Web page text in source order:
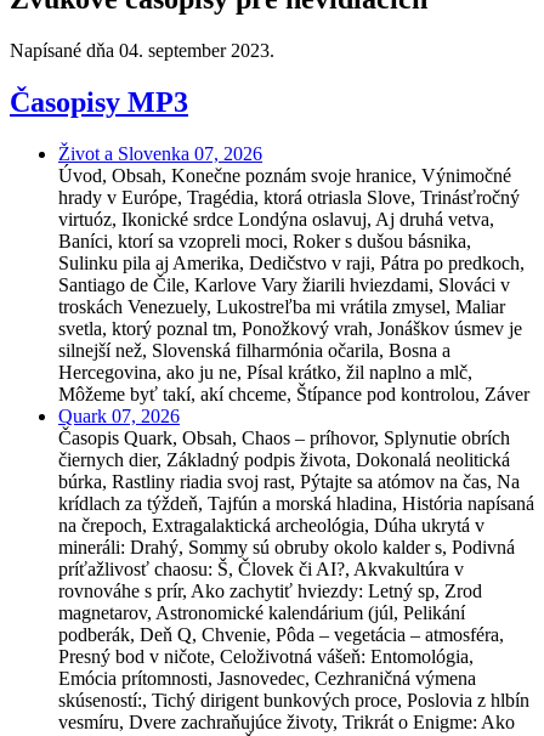
Napísané dňa 04. september 2023.
Časopisy MP3
Život a Slovenka 07, 2026
Úvod, Obsah, Konečne poznám svoje hranice, Výnimočné
hrady v Európe, Tragédia, ktorá otriasla Slove, Trinásťročný
virtuóz, Ikonické srdce Londýna oslavuj, Aj druhá vetva,
Baníci, ktorí sa vzopreli moci, Roker s dušou básnika,
Sulinku pila aj Amerika, Dedičstvo v raji, Pátra po predkoch,
Santiago de Čile, Karlove Vary žiarili hviezdami, Slováci v
troskách Venezuely, Lukostreľba mi vrátila zmysel, Maliar
svetla, ktorý poznal tm, Ponožkový vrah, Jonáškov úsmev je
silnejší než, Slovenská filharmónia očarila, Bosna a
Hercegovina, ako ju ne, Písal krátko, žil naplno a mlč,
Môžeme byť takí, akí chceme, Štípance pod kontrolou, Záver
Quark 07, 2026
Časopis Quark, Obsah, Chaos – príhovor, Splynutie obrích
čiernych dier, Základný podpis života, Dokonalá neolitická
búrka, Rastliny riadia svoj rast, Pýtajte sa atómov na čas, Na
krídlach za týždeň, Tajfún a morská hladina, História napísaná
na črepoch, Extragalaktická archeológia, Dúha ukrytá v
mineráli: Drahý, Sommy sú obruby okolo kalder s, Podivná
príťažlivosť chaosu: Š, Človek či AI?, Akvakultúra v
rovnováhe s prír, Ako zachytiť hviezdy: Letný sp, Zrod
magnetarov, Astronomické kalendárium (júl, Pelikání
podberák, Deň Q, Chvenie, Pôda – vegetácia – atmosféra,
Presný bod v ničote, Celoživotná vášeň: Entomológia,
Emócia prítomnosti, Jasnovedec, Cezhraničná výmena
skúseností:, Tichý dirigent bunkových proce, Poslovia z hlbín
vesmíru, Dvere zachraňujúce životy, Trikrát o Enigme: Ako